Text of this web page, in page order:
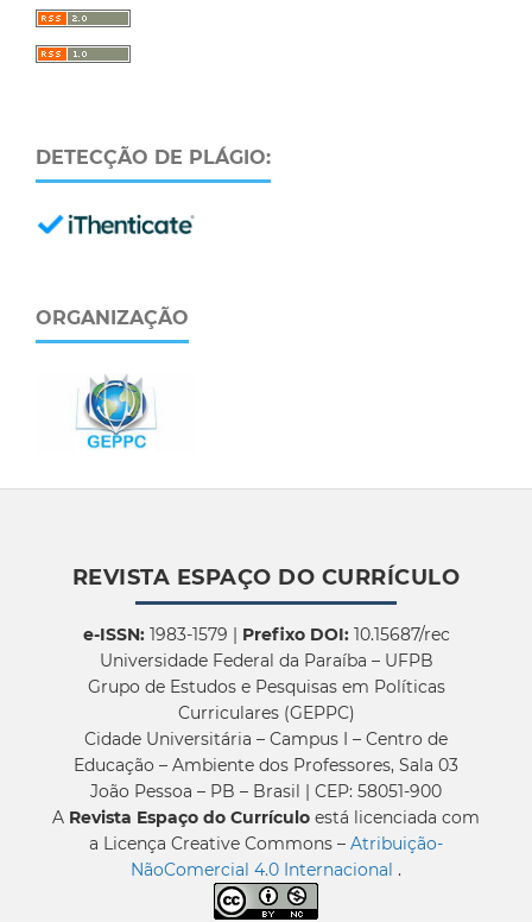
DETECÇÃO DE PLÁGIO:
ORGANIZAÇÃO
REVISTA ESPAÇO DO CURRÍCULO
e-ISSN:1983-1579 | Prefixo DOI:10.15687/rec
Universidade Federal da Paraíba – UFPB
Grupo de Estudos e Pesquisas em Políticas
Curriculares (GEPPC)
Cidade Universitária – Campus I – Centro de
Educação – Ambiente dos Professores, Sala 03
João Pessoa – PB – Brasil | CEP: 58051-900
A Revista Espaço do Currículo está licenciada com
a Licença Creative Commons – Atribuição-
NãoComercial 4.0 Internacional .